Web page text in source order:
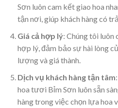
Sơn luôn cam kết giao hoa
tận nơi, giúp khách hàng có
Giá cả hợp lý: Chúng tôi luôn
hợp lý, đảm bảo sự hài lòng
lượng và giá thành.
Dịch vụ khách hàng tận tâm
hoa tươi Bỉm Sơn luôn sẵn
hàng trong việc chọn lựa hoa